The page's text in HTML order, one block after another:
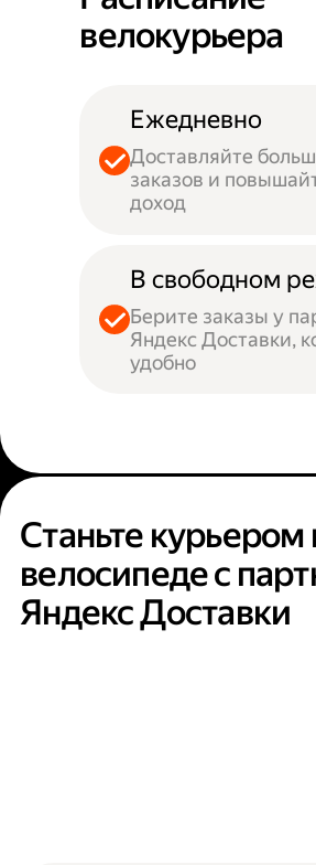
велокурьера
Ежедневно
Доставляйте
заказов и
доход
В свободном
Берите заказы у
Яндекс Доставки,
удобно
Станьте курьером
велосипеде с
Яндекс Доставки